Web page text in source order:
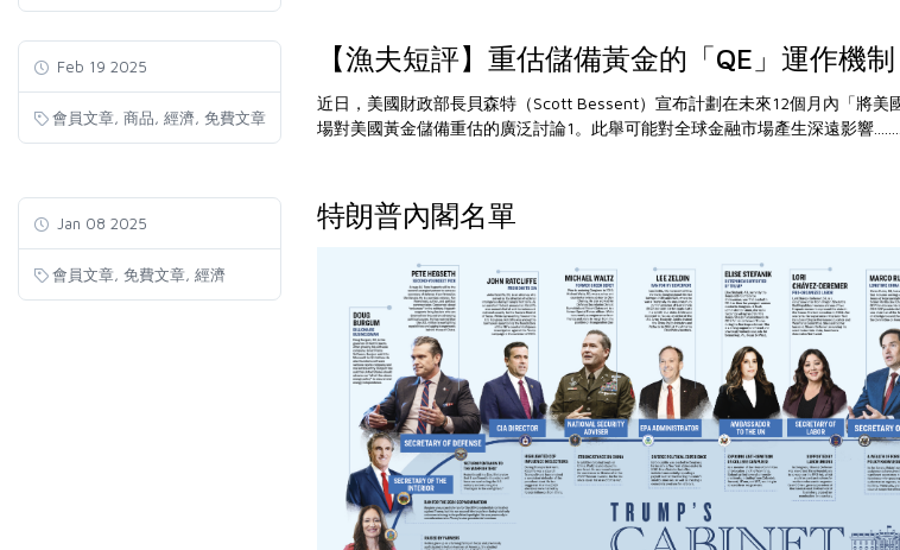
Feb 19 2025
會員文章 商品 經濟 免費文章
【漁夫短評】重估儲備黃金的「QE」運作機制
近日，美國財政部長貝森特（Scott Bessent）宣布計劃在未來12個月內「將美
場對美國黃金儲備重估的廣泛討論1。此舉可能對全球金融市場產生深遠影響.........
Jan 08 2025
會員文章 免費文章 經濟
特朗普內閣名單